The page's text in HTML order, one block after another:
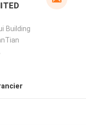
Building